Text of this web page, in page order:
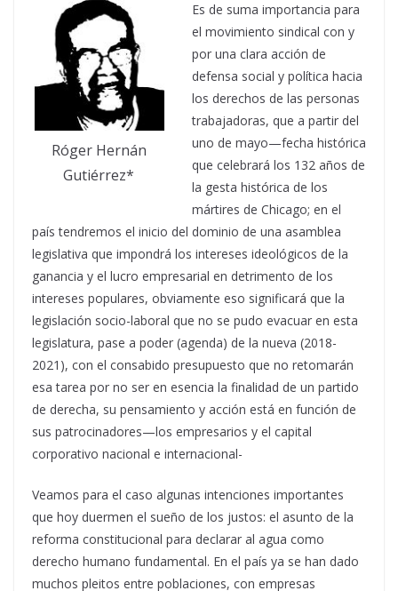
Róger Hernán
Gutiérrez*
Es de suma importancia para
el movimiento sindical con y
por una clara acción de
defensa social y política hacia
los derechos de las personas
trabajadoras, que a partir del
uno de mayo—fecha histórica
que celebrará los 132 años de
la gesta histórica de los
mártires de Chicago; en el
país tendremos el inicio del dominio de una asamblea
legislativa que impondrá los intereses ideológicos de la
ganancia y el lucro empresarial en detrimento de los
intereses populares, obviamente eso significará que la
legislación socio-laboral que no se pudo evacuar en esta
legislatura, pase a poder (agenda) de la nueva (2018-
2021), con el consabido presupuesto que no retomarán
esa tarea por no ser en esencia la finalidad de un partido
de derecha, su pensamiento y acción está en función de
sus patrocinadores—los empresarios y el capital
corporativo nacional e internacional-
Veamos para el caso algunas intenciones importantes
que hoy duermen el sueño de los justos: el asunto de la
reforma constitucional para declarar al agua como
derecho humano fundamental. En el país ya se han dado
muchos pleitos entre poblaciones, con empresas